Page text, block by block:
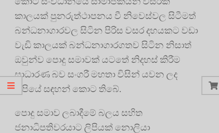
කාලයක් පුනරුත්ථාපනය වී නිවෙස්වල සිටීමත්
බන්ධනාගාරවල සිටින පිරිස වසර දහයකට වඩා
වැඩි කාලයක් බන්ධනාගාරගතව සිටින නිසාත්
ඔවුන්ව පොදු සමාවක් යටතේ නිදහස් කිරීම
සාධාරණ බව සංගරී මහතා විසින් යවන ලද
ලිපියේ සඳහන් කොට තිබේ.
පොදු සමාව ලබාදීමේ බලය සහිත
ජනාධිපතිවරයාට ලිපියක් නොලියා